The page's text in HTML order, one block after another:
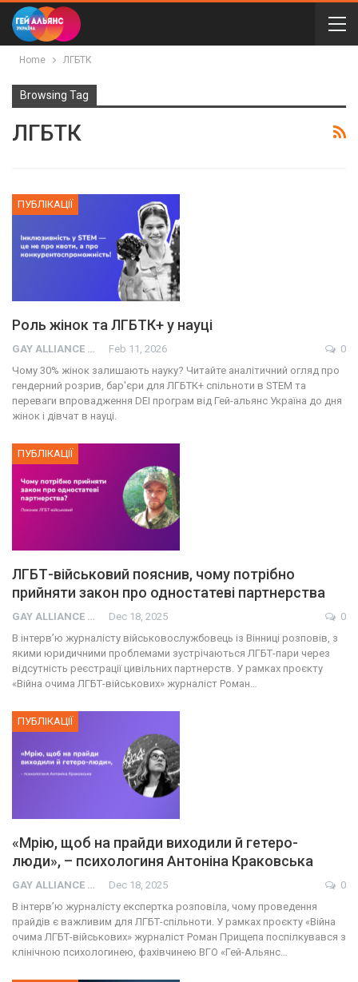
Home ЛГБТК
Browsing Tag
ЛГБТК
ПУБЛІКАЦІЇ
Роль жінок та ЛГБТК+ у науці
GAY ALLIANCE UKRAINE Feb 11, 2026
0
Чому 30% жінок залишають науку? Читайте аналітичний огляд про
гендерний розрив, бар'єри для ЛГБТК+ спільноти в STEM та
переваги впровадження DEI програм від Гей-альянс Україна до дня
жінок і дівчат в науці.
ПУБЛІКАЦІЇ
ЛГБТ-військовий пояснив, чому потрібно
прийняти закон про одностатеві партнерства
GAY ALLIANCE UKRAINE Dec 18, 2025
0
В інтерв’ю журналісту військовослужбовець із Вінниці розповів, з
якими юридичними проблемами зустрічаються ЛГБТ-пари через
відсутність реєстрації цивільних партнерств. У рамках проєкту
«Війна очима ЛГБТ-військових» журналіст Роман…
ПУБЛІКАЦІЇ
«Мрію, щоб на прайди виходили й гетеро-
люди», – психологиня Антоніна Краковська
GAY ALLIANCE UKRAINE Dec 18, 2025
0
В інтерв’ю журналісту експертка розповіла, чому проведення
прайдів є важливим для ЛГБТ-спільноти. У рамках проєкту «Війна
очима ЛГБТ-військових» журналіст Роман Прищепа поспілкувався з
клінічною психологинею, фахівчинею ВГО «Гей-Альянс…